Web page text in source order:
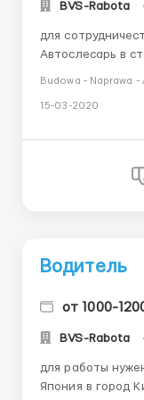
BVS-Rabota
для
Автослесарь в
ищем на
Budowa - Naprawa -
15-03-2020
Водитель
от 1000-
BVS-Rabota
для работы
Япония в город